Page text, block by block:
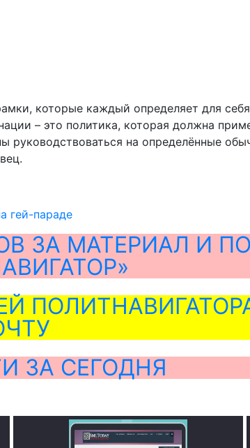
которые каждый определяет для
– это политика, которая должна
на определённые
гей-параде
ЗА МАТЕРИАЛ И
ЗА СЕГОДНЯ